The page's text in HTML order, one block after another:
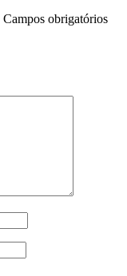
Campos obrigatórios